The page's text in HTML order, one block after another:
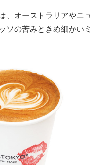
、オーストラリアやニ
ソの苦みときめ細かい